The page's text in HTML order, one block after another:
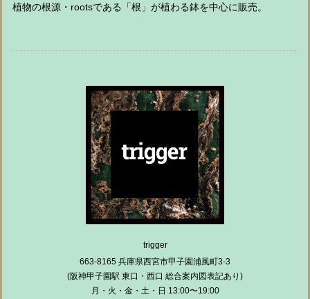
植物の根源・rootsである「根」が植わる鉢を中心に販売。
trigger
663-8165 兵庫県西宮市甲子園浦風町3-3
(阪神甲子園駅 東口・西口 総合案内図表記あり)
月・火・金・土・日 13:00〜19:00